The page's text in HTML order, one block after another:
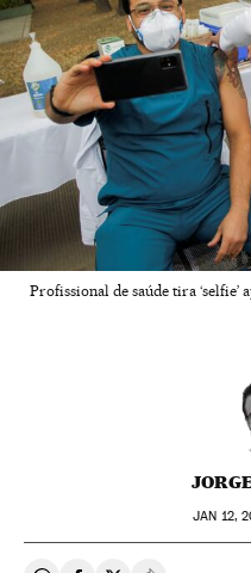
Profissional de saúde tira
JAN 12,